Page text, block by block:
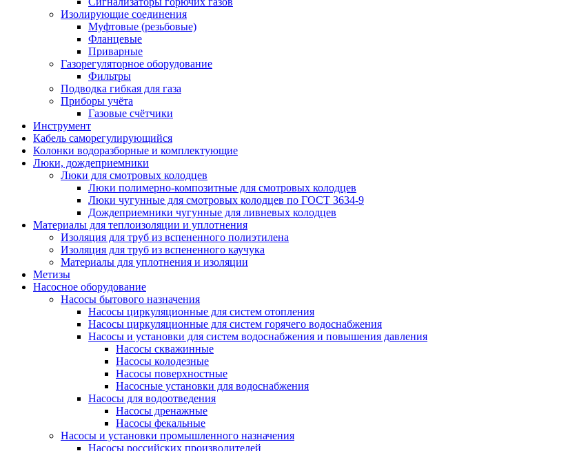
Изолирующие соединения
Муфтовые (резьбовые)
Фланцевые
Приварные
Газорегуляторное оборудование
Фильтры
Подводка гибкая для газа
Приборы учёта
Газовые счётчики
Инструмент
Кабель саморегулирующийся
Колонки водоразборные и комплектующие
Люки, дождеприемники
Люки для смотровых колодцев
Люки полимерно-композитные для смотровых колодцев
Люки чугунные для смотровых колодцев по ГОСТ 3634-9
Дождеприемники чугунные для ливневых колодцев
Материалы для теплоизоляции и уплотнения
Изоляция для труб из вспененного полиэтилена
Изоляция для труб из вспененного каучука
Материалы для уплотнения и изоляции
Метизы
Насосное оборудование
Насосы бытового назначения
Насосы циркуляционные для систем отопления
Насосы циркуляционные для систем горячего водоснабжения
Насосы и установки для систем водоснабжения и повышения давления
Насосы скважинные
Насосы колодезные
Насосы поверхностные
Насосные установки для водоснабжения
Насосы для водоотведения
Насосы дренажные
Насосы фекальные
Насосы и установки промышленного назначения
Насосы российских производителей